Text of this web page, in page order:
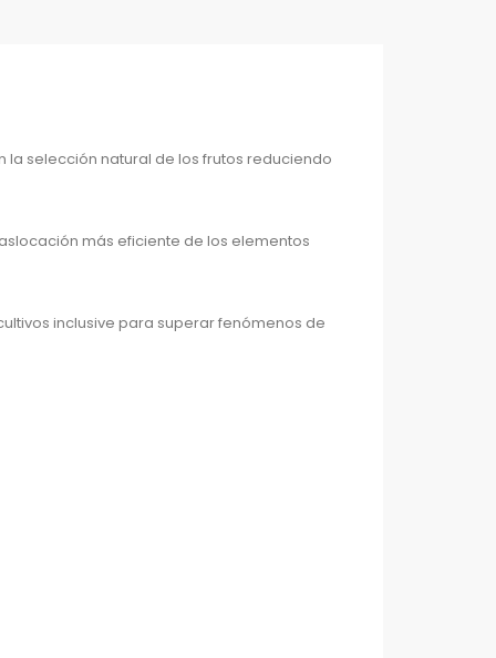
selección natural de los frutos reduciendo
más eficiente de los elementos
inclusive para superar fenómenos de